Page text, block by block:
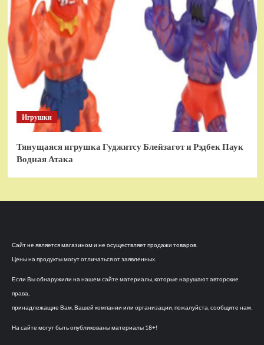
Игрушки
Тянущаяся игрушка Гуджитсу Блейзагот и Рэдбек Паук
Водная Атака
Сайт не является магазином и не осуществляет продажи товаров.
Цены на продукты могут отличаться от заявленных.
Если Вы обнаружили на нашем сайте материалы, которые нарушают авторские
права,
принадлежащие Вам, Вашей компании или организации, пожалуйста, сообщите нам.
На сайте могут быть опубликованы материалы 18+!